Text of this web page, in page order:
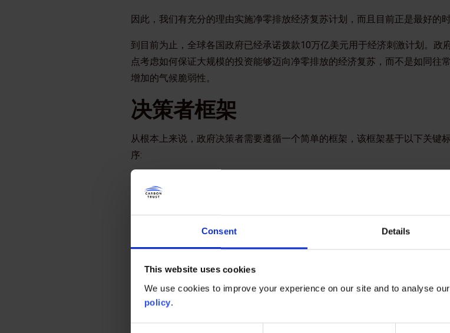
Consent Details
This website uses cookies
We use cookies to improve your experience on our site and to analyse
policy.
因此，我们有充分的理由实施净零排放经济复苏计划，而且目前正是最好的
到目前为止，全球各国政府已经承诺拨款10万亿美元用于经济刺激计划。政
点考虑如何保证大规模的投资能够迈向净零排放的经济复苏，而不是如同往
增加的气候脆弱性。
决策者框架
从根本上来说，政府决策者需要遵循一个简单的框架，该框架基于以下关键
序:
气候效益 —— 每1美元投资能够减少或去除多少吨温室气体排放？对于
协同效益 —— 能否带来其他公共效益，例如“联合国可持续发展目标”
会不公平等？
市场失灵 —— 能否有效解决最需要政府干预的市场障碍？
政府在确定经济刺激措施的重点时，还应该考虑到时间框架、可行性和重点
在时间框架方面，经济刺激措施应平衡以下两点：
产生短期效果的干预措施，例如，在一到三年内创造就业、减少排放